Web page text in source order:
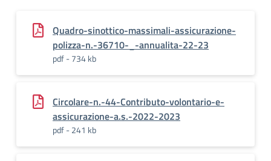
Quadro-sinottico-massimali-assicurazione-
polizza-n.-36710-_-annualita-22-23
pdf - 734 kb
Circolare-n.-44-Contributo-volontario-e-
assicurazione-a.s.-2022-2023
pdf - 241 kb